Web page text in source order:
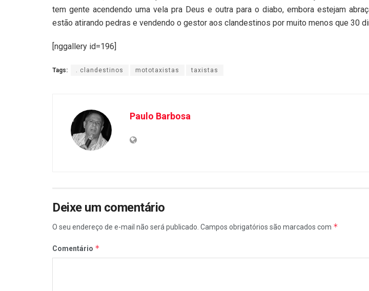
tem gente acendendo uma vela pra Deus e outra para o diabo, embora estejam
estão atirando pedras e vendendo o gestor aos clandestinos por muito menos que 30
[nggallery id=196]
Tags: . clandestinos mototaxistas taxistas
Paulo Barbosa
Deixe um comentário
O seu endereço de e-mail não será publicado. Campos obrigatórios são marcados com *
Comentário *